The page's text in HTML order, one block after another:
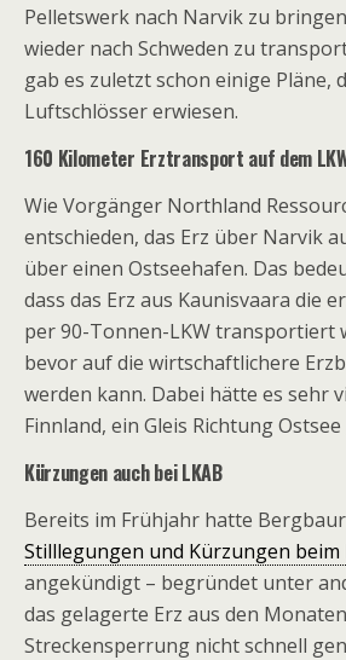
Pelletswerk nach Narvik zu
wieder nach Schweden zu
gab es zuletzt schon einige Pläne,
Luftschlösser erwiesen.
160 Kilometer Erztransport auf dem
Wie Vorgänger Northland
entschieden, das Erz über Narvik
über einen Ostseehafen. Das
dass das Erz aus Kaunisvaara die
per 90-Tonnen-LKW transportiert
bevor auf die wirtschaftlichere
werden kann. Dabei hätte es sehr
Finnland, ein Gleis Richtung
Kürzungen auch bei LKAB
Bereits im Frühjahr hatte
Stilllegungen und Kürzungen beim
angekündigt – begründet unter
das gelagerte Erz aus den
Streckensperrung nicht schnell